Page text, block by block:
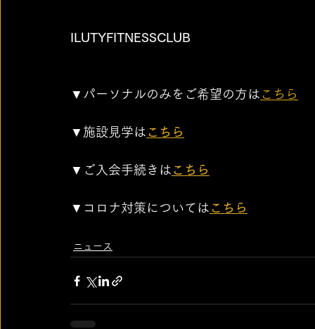
ILUTYFITNESSCLUB
▼パーソナルのみをご希望の方は こちら
▼施設見学は こちら
▼ご入会手続きは こちら
▼コロナ対策については こちら
ニュース